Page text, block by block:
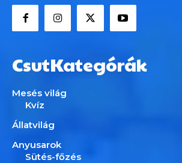
CsutKategórák
Mesés világ
Kvíz
Állatvilág
Anyusarok
Sütés-főzés